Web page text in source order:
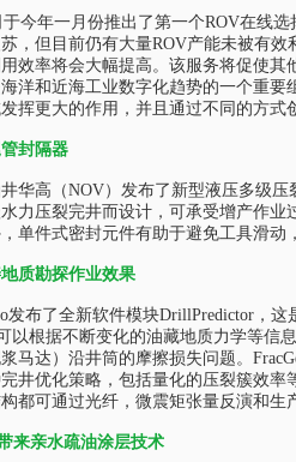
今年一月份推出了第一个ROV在线
，但目前仍有大量ROV产能未被有
效率将会大幅提高。该服务将促使其
洋和近海工业数字化趋势的一个重
挥更大的作用，并且通过不同的方式
封隔器
华高（NOV）发布了新型液压多级
力压裂完井而设计，可承受增产作
单件式密封元件有助于避免工具滑动
质勘探作业效果
发布了全新软件模块DrillPredictor，
以根据不断变化的油藏地质力学等信
马达）沿井筒的摩擦损失问题。
井优化策略，包括量化的压裂簇效
都可通过光纤，微震矩张量反演和生
来亲水疏油涂层技术